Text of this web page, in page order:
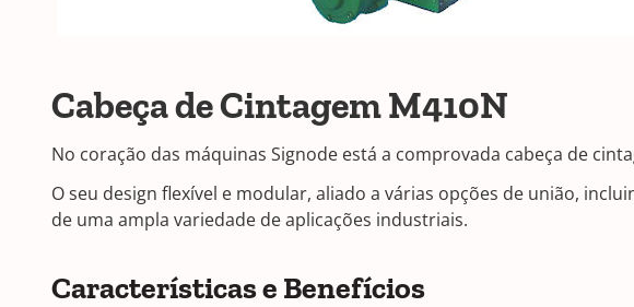
Cabeça de Cintagem M410N
No coração das máquinas Signode está a comprovada cabeça de
O seu design flexível e modular, aliado a várias opções de união,
de uma ampla variedade de aplicações industriais.
Características e Benefícios